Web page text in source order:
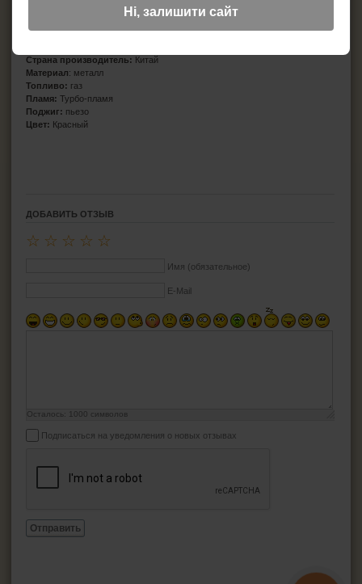
Производитель:Myon
Страна производитель: Китай
Материал: металл
Топливо: газ
Пламя: Турбо-пламя
Поджиг: пьезо
Цвет: Красный
ДОБАВИТЬ ОТЗЫВ
☆
☆
☆
☆
☆
Имя (обязательное)
E-Mail
Осталось: 1000 символов
Подписаться на уведомления о новых отзывах
Отправить
Ні, залишити сайт